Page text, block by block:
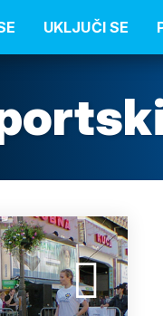
UKLJUČI SE